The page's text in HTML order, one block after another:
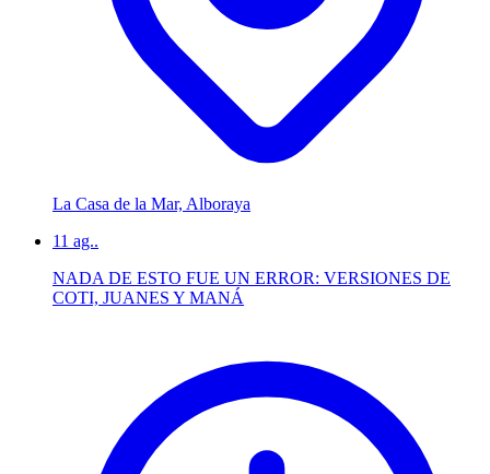
La Casa de la Mar, Alboraya
11 ag..
NADA DE ESTO FUE UN ERROR: VERSIONES DE
COTI, JUANES Y MANÁ